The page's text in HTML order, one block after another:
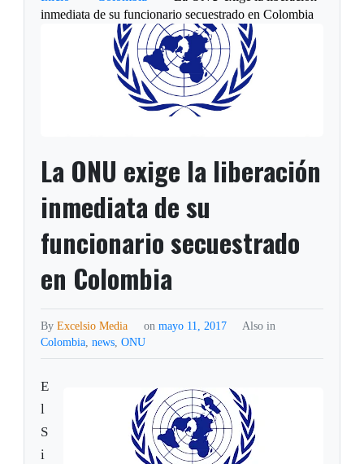
inmediata de su funcionario secuestrado en Colombia
La ONU exige la liberación
inmediata de su
funcionario secuestrado
en Colombia
ByExcelsio Media on mayo 11, 2017
Also in
Colombia,news,ONU
E
l
S
i